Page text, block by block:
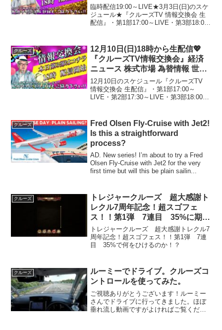
国債 世界情勢 都市伝説 黄金時代
ベトナムドン イラクディナール
ベーシックインカム
臨時配信19:00～LIVE★3月3日(日)のスケ
ジュール★『クルーズTV 情報交換会 生
配信』・第1部17:00～LIVE・第3部18:00
馬2-6-3 クル...
クルーズ
12月10日(日)18時から生配信💖
『クルーズTV情報交換会』経済
ニュース 株式市場 為替情報 世界
情勢 都市伝説 黄金時代 風の時代
ベトナムドン イラクディナール
ベーシックインカム クルーズTV
12月10日のスケジュール『クルーズTV
情報交換会 生配信』・第1部17:00～
LIVE・第2部17:30～LIVE・第3部18:00～
ーズTV ギア2 チ...
クルーズ
Fred Olsen Fly-Cruise with Jet2!
Is this a straightforward
process?
AD. New series! I’m about to try a Fred
Olsen Fly-Cruise with Jet2 for the very
first time but will this be plain sailin...
クルーズ
トレジャークルーズ 超大感謝ト
レクル7周年記念！超スゴフェ
ス！！第1弾 7連目 35%に期
待！
トレジャークルーズ 超大感謝トレクル7
周年記念！超スゴフェス！！第1弾 7連
目 35%で何をひけるのか！？
クルーズ
ルーミーでドライブ。クルーズコ
ントロールを使ってみた。
ご視聴ありがとうございます！ルーミー
さんでドライブに行ってきました。ほぼ
垂れ流し動画ですがよければご覧くださ